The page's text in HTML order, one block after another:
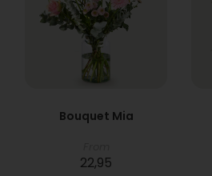
Bouquet Mia
22,95